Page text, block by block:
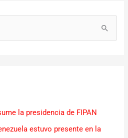
la presidencia de FIPAN
estuvo presente en la